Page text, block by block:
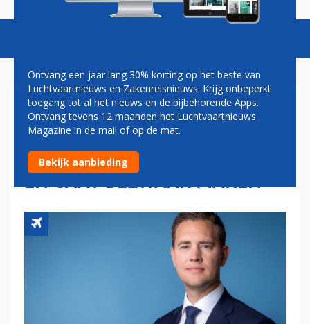
MINISTER HEINEN VINDT
BONUSSEN VOOR KLM-
DIRECTIE 'ZEER ONGEPAST'
EN GAAT BEZWAAR MAKEN
Ontvang een jaar lang 30% korting op het beste van
Luchtvaartnieuws en Zakenreisnieuws. Krijg onbeperkt
toegang tot al het nieuws en de bijbehorende Apps.
Ontvang tevens 12 maanden het Luchtvaartnieuws
Magazine in de mail of op de mat.
Bekijk aanbieding